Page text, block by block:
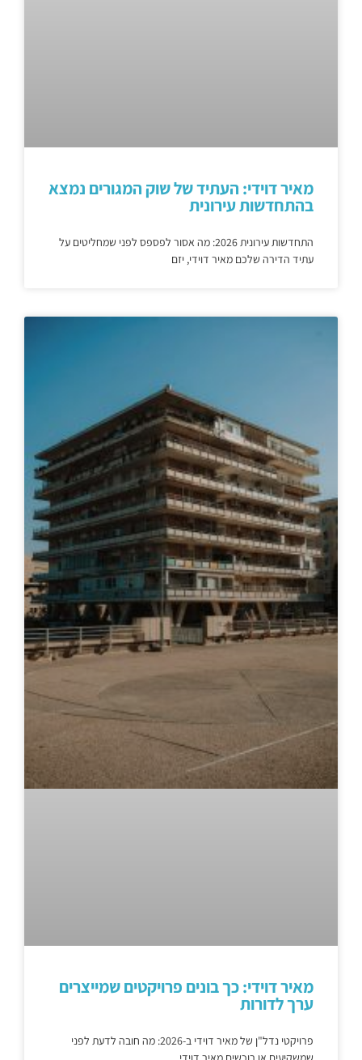
מאיר דוידי: העתיד של שוק המגורים נמצא
בהתחדשות עירונית
התחדשות עירונית 2026: מה אסור לפספס לפני שמחליטים על
עתיד הדירה שלכם מאיר דוידי, יזם
מאיר דוידי: כך בונים פרויקטים שמייצרים
ערך לדורות
פרויקטי נדל"ן של מאיר דוידי ב-2026: מה חובה לדעת לפני